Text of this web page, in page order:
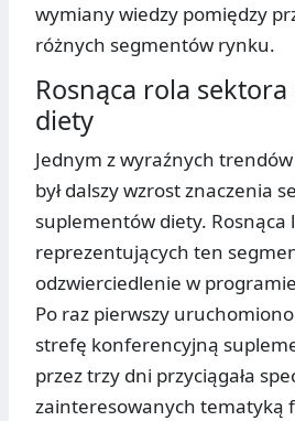
wymiany wiedzy pomiędzy
różnych segmentów rynku.
Rosnąca rola
diety
Jednym z wyraźnych
był dalszy wzrost znaczenia
suplementów diety. Rosnąca
reprezentujących ten
odzwierciedlenie w
Po raz pierwszy
strefę konferencyjną
przez trzy dni przyciągała
zainteresowanych tematyką